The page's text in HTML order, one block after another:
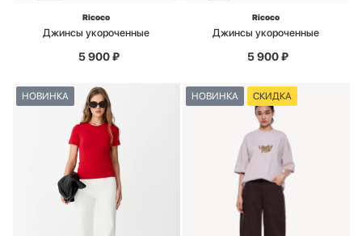
Ricoco
Джинсы укороченные
5 900₽
Ricoco
Джинсы укороченные
5 900₽
НОВИНКА НОВИНКА СКИДКА